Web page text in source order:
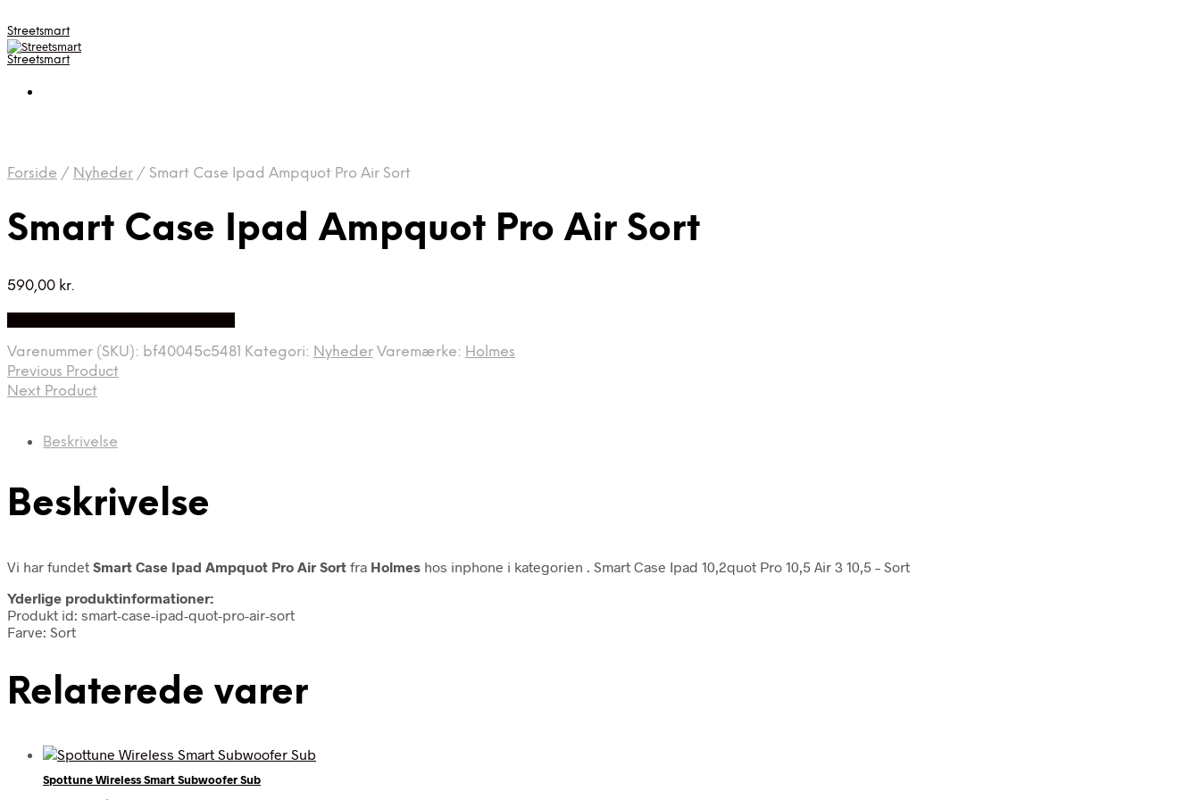
Streetsmart
Streetsmart
Forside / Nyheder / Smart Case Ipad Ampquot Pro Air Sort
Smart Case Ipad Ampquot Pro Air Sort
590,00 kr.
Varenummer (SKU): bf40045c5481 Kategori: Nyheder Varemærke: Holmes
Previous Product
Next Product
Beskrivelse
Beskrivelse
Vi har fundet Smart Case Ipad Ampquot Pro Air Sort fra Holmes hos inphone i kategorien
. Smart Case Ipad 10,2quot Pro 10,5 Air 3 10,5 – Sort
Yderlige produktinformationer:
Produkt id: smart-case-ipad-quot-pro-air-sort
Farve: Sort
Relaterede varer
Spottune Wireless Smart Subwoofer Sub